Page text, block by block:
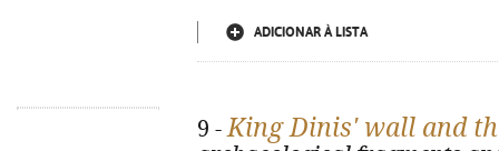
ADICIONAR À LISTA
9 -King Dinis' wall and